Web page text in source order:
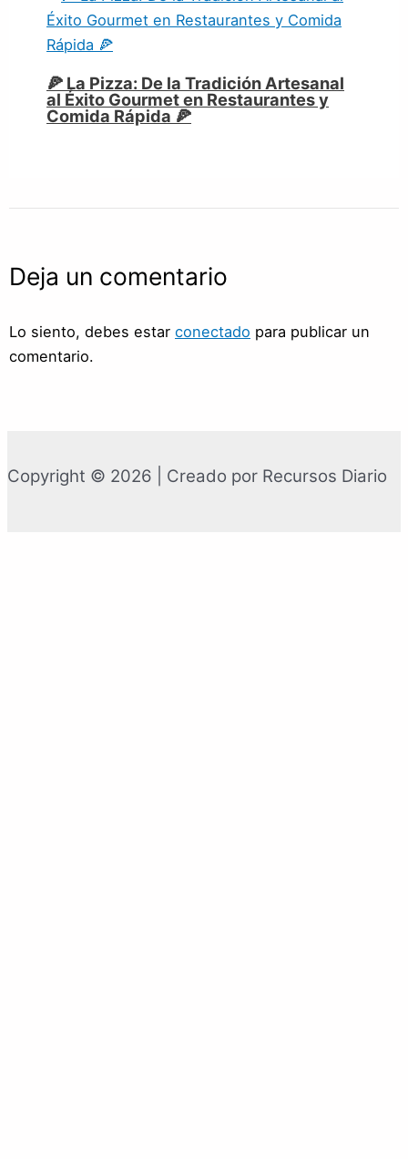
🍕 La Pizza: De la Tradición Artesanal
al Éxito Gourmet en Restaurantes y
Comida Rápida 🍕
Deja un comentario
Lo siento, debes estar conectado para publicar un
comentario.
Copyright © 2026 | Creado por Recursos Diario